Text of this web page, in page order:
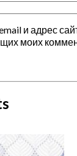
и адрес
моих